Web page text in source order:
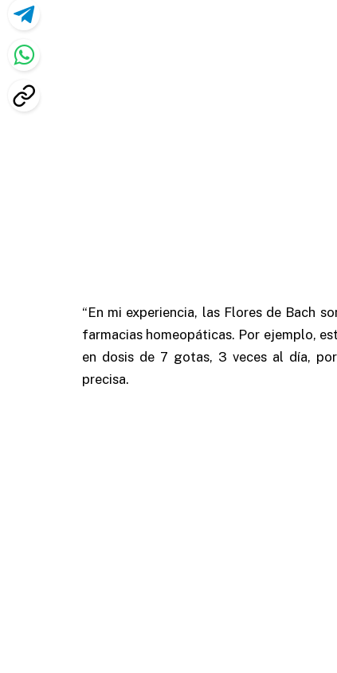
“En mi experiencia, las Flores de Bach
farmacias homeopáticas. Por ejemplo,
en dosis de 7 gotas, 3 veces al día,
precisa.